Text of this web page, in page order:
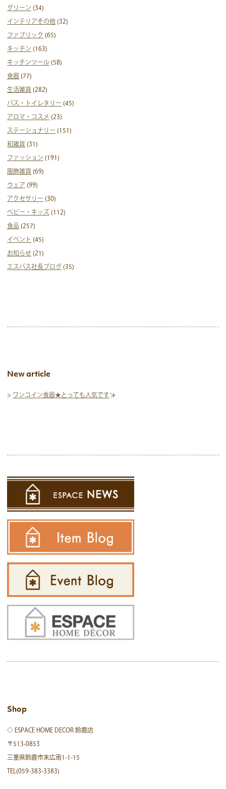
グリーン (34)
インテリアその他 (32)
ファブリック (65)
キッチン (163)
キッチンツール (58)
食器 (77)
生活雑貨 (282)
バス・トイレタリー (45)
アロマ・コスメ (23)
ステーショナリー (151)
和雑貨 (31)
ファッション (191)
服飾雑貨 (69)
ウェア (99)
アクセサリー (30)
ベビー・キッズ (112)
食品 (257)
イベント (45)
お知らせ (21)
エスパス社長ブログ (35)
New article
> ワンコイン食器★とっても人気です
Shop
◇ ESPACE HOME DECOR 鈴鹿店
〒513-0853
三重県鈴鹿市末広南1-1-15
TEL(059-383-3383)